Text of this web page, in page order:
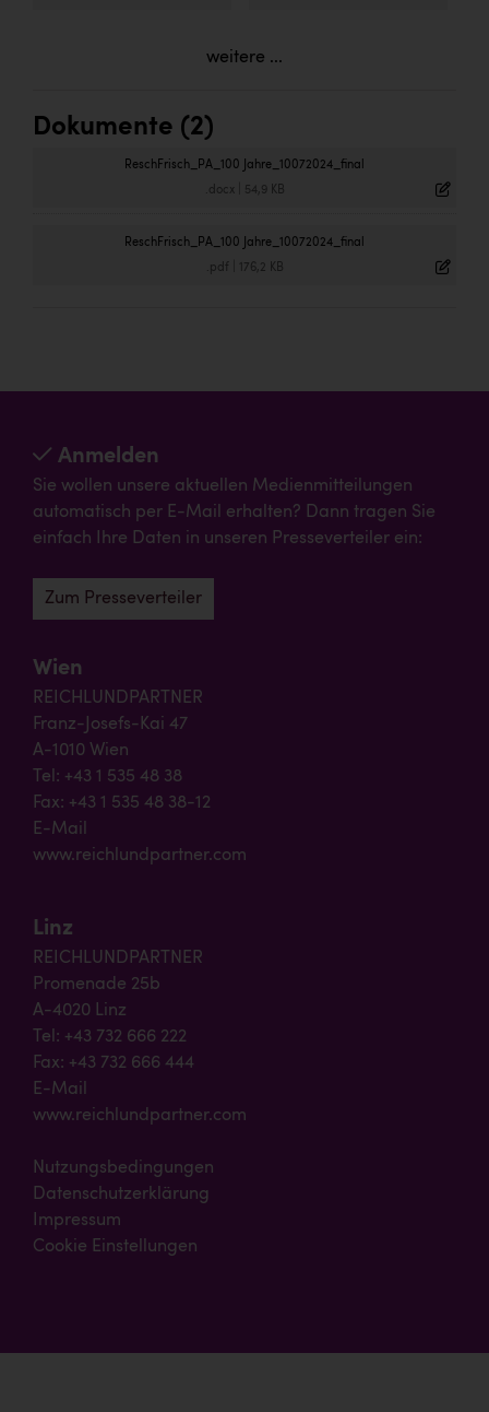
weitere ...
Dokumente (2)
ReschFrisch_PA_100 Jahre_10072024_final
.docx| 54,9 KB
ReschFrisch_PA_100 Jahre_10072024_final
.pdf 176,2 KB
Anmelden
Sie wollen unsere aktuellen Medienmitteilungen
automatisch per E-Mail erhalten? Dann tragen Sie
einfach Ihre Daten in unseren Presseverteiler ein:
Zum Presseverteiler
Wien
REICHLUNDPARTNER
Franz-Josefs-Kai 47
A-1010 Wien
Tel: +43 1 535 48 38
Fax: +43 1 535 48 38-12
E-Mail
www.reichlundpartner.com
Linz
REICHLUNDPARTNER
Promenade 25b
A-4020 Linz
Tel: +43 732 666 222
Fax: +43 732 666 444
E-Mail
www.reichlundpartner.com
Nutzungsbedingungen
Datenschutzerklärung
Impressum
Cookie Einstellungen